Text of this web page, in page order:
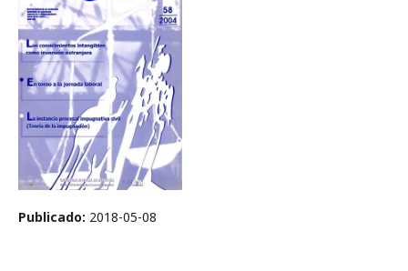
Publicado: 2018-05-08